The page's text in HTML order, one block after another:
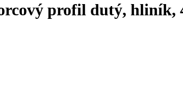
profil dutý, hliník,